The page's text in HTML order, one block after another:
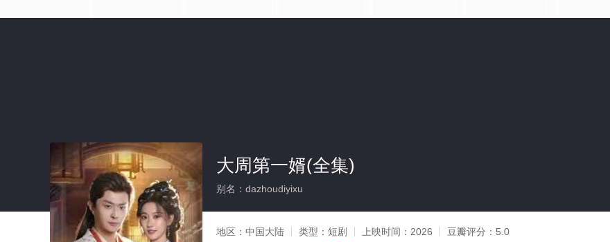
大周第一婿(全集)
别名：dazhoudiyixu
地区： 中国大陆 类型： 短剧 上映时间： 2026 豆瓣评分： 5.0